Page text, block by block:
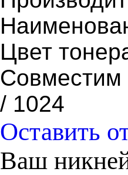
Цвет
Совместим
/ 1024
Оставить
Ваш